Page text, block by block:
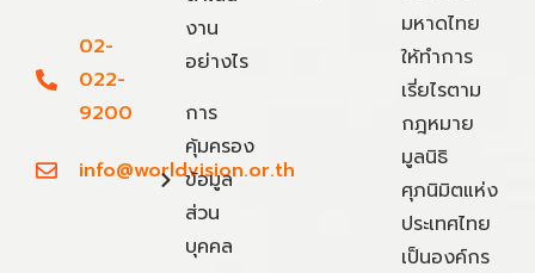
02-
022-
9200
info@worldvision.or.th
งาน
อย่างไร
การ
คุ้มครอง
ข้อมูล
ส่วน
บุคคล
มหาดไทย
ให้ทำการ
เรี่ยไรตาม
กฎหมาย
มูลนิธิ
ศุภนิมิตแห่ง
ประเทศไทย
เป็นองค์กร